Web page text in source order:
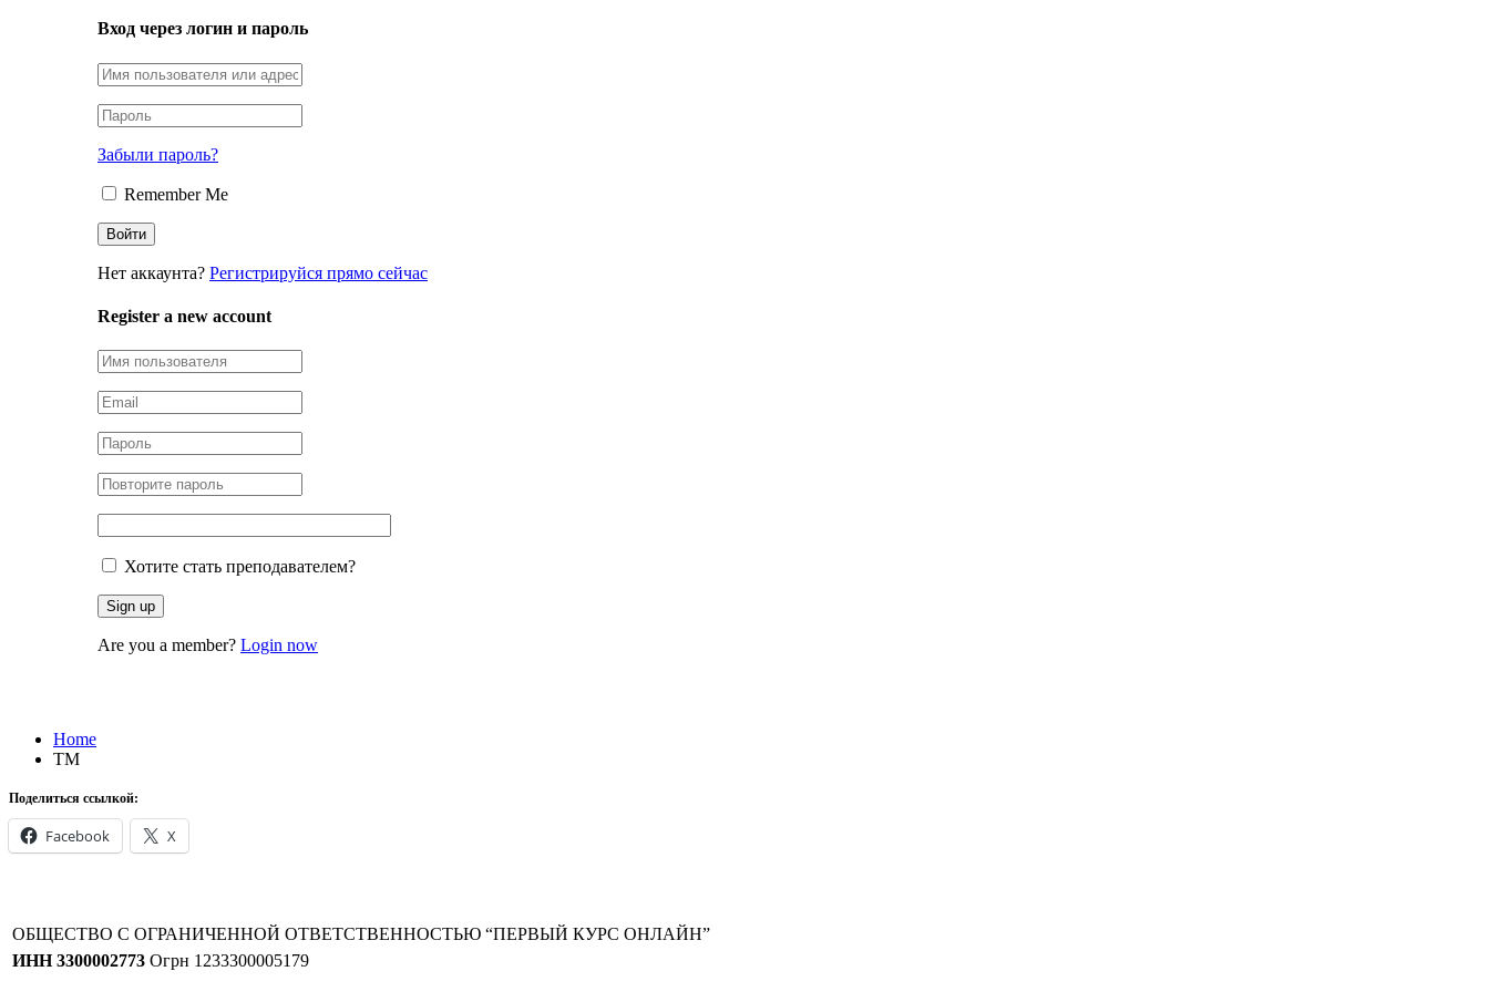
Вход через логин и пароль
Забыли пароль?
Remember Me
Нет аккаунта? Регистрируйся прямо сейчас
Register a new account
Хотите стать преподавателем?
Are you a member? Login now
Home
ТМ
Поделиться ссылкой:
Facebook X
ОБЩЕСТВО С ОГРАНИЧЕННОЙ ОТВЕТСТВЕННОСТЬЮ “ПЕРВЫЙ КУРС ОНЛАЙН”
ИНН 3300002773 Огрн 1233300005179